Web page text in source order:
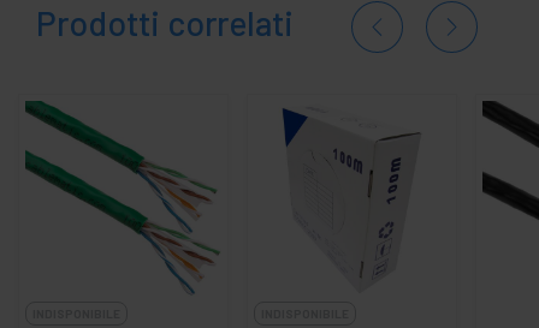
Prodotti correlati